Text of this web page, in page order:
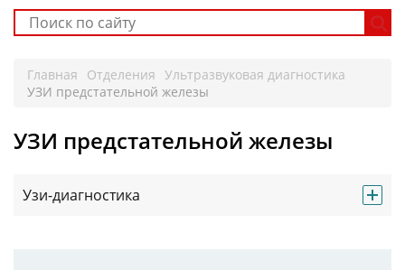
Главная Отделения Ультразвуковая диагностика
УЗИ предстательной железы
УЗИ предстательной железы
Узи-диагностика